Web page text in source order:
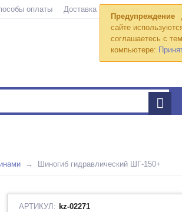
Предупреждение
сайте
соглашаетесь с
компьютере:
оплаты Доставка
Шиногиб гидравлический ШГ-150+
АРТИКУЛ: kz-02271